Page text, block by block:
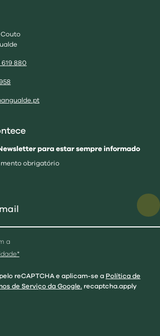
619 880
para estar sempre informado
obrigatório
a
reCAPTCHA e aplicam-se a Política de
de Serviço da Google. recaptcha.apply